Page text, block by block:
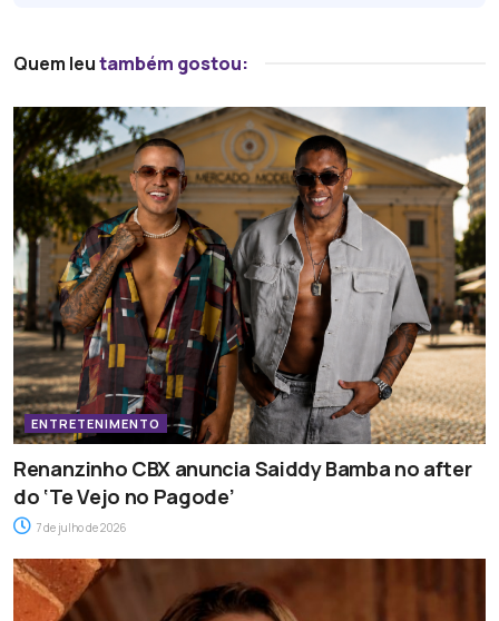
Quem leutambém gostou:
ENTRETENIMENTO
Renanzinho CBX anuncia Saiddy Bamba no after
do ‘Te Vejo no Pagode’
7 de julho de 2026